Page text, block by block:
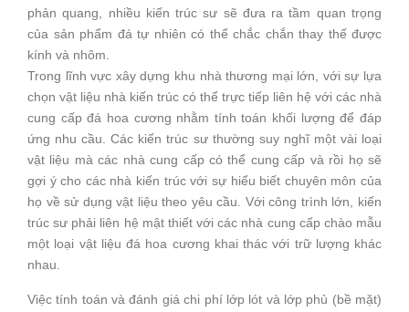
phản quang, nhiều kiến trúc sư sẽ đưa ra tầm quan trọng
của sản phẩm đá tự nhiên có thể chắc chắn thay thế được
kính và nhôm.
Trong lĩnh vực xây dựng khu nhà thương mại lớn, với sự lựa
chọn vật liệu nhà kiến trúc có thể trực tiếp liên hệ với các nhà
cung cấp đá hoa cương nhằm tính toán khối lượng để đáp
ứng nhu cầu. Các kiến trúc sư thường suy nghĩ một vài loại
vật liệu mà các nhà cung cấp có thể cung cấp và rồi họ sẽ
gợi ý cho các nhà kiến trúc với sự hiểu biết chuyên môn của
họ về sử dụng vật liệu theo yêu cầu. Với công trình lớn, kiến
trúc sư phải liên hệ mật thiết với các nhà cung cấp chào mẫu
một loại vật liệu đá hoa cương khai thác với trữ lượng khác
nhau.
Việc tính toán và đánh giá chi phí lớp lót và lớp phủ (bề mặt)